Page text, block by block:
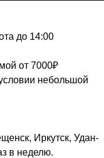
до 14:00
от 7000₽
небольшой
Иркутск, Удан-
в неделю.